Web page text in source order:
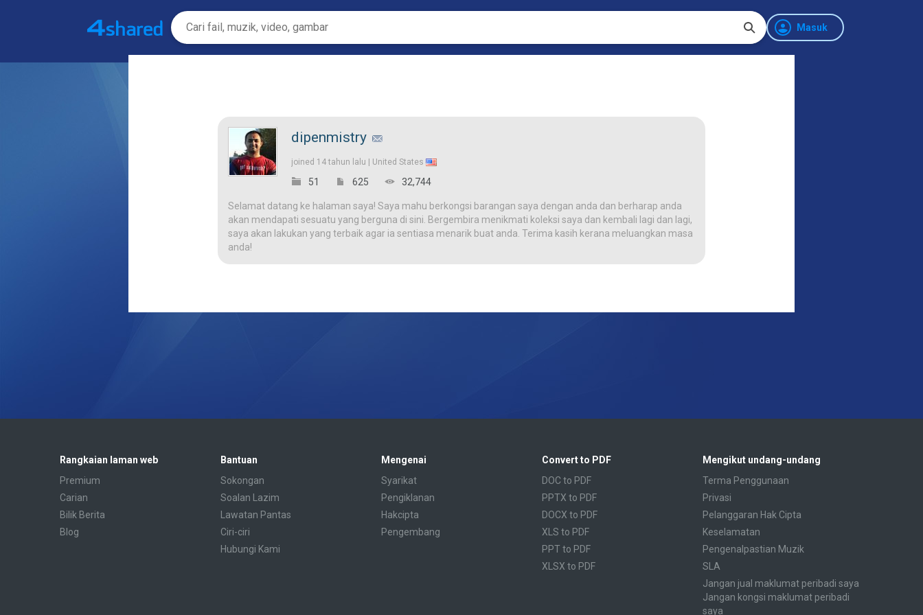
Masuk
dipenmistry
joined 14 tahun lalu | United States
51 625 32,744
Selamat datang ke halaman saya! Saya mahu berkongsi barangan saya dengan anda dan berharap anda
akan mendapati sesuatu yang berguna di sini. Bergembira menikmati koleksi saya dan kembali lagi dan lagi,
saya akan lakukan yang terbaik agar ia sentiasa menarik buat anda. Terima kasih kerana meluangkan masa
anda!
Rangkaian laman web
Premium
Carian
Bilik Berita
Blog
Bantuan
Sokongan
Soalan Lazim
Lawatan Pantas
Ciri-ciri
Hubungi Kami
Mengenai
Syarikat
Pengiklanan
Hakcipta
Pengembang
Convert to PDF
DOC to PDF
PPTX to PDF
DOCX to PDF
XLS to PDF
PPT to PDF
XLSX to PDF
Mengikut undang-undang
Terma Penggunaan
Privasi
Pelanggaran Hak Cipta
Keselamatan
Pengenalpastian Muzik
SLA
Jangan jual maklumat peribadi saya
Jangan kongsi maklumat peribadi
saya